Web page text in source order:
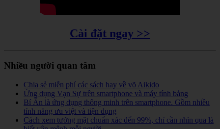
Cài đặt ngay >>
Nhiều người quan tâm
Chia sẻ miễn phí các sách hay về võ Aikido
Ứng dụng Vạn Sự trên smartphone và máy tính bảng
Bí Ẩn là ứng dụng thông minh trên smartphone. Gồm nhiều
tính năng ưu việt và tiện dụng
Cách xem tướng mặt chuẩn xác đến 99%, chỉ cần nhìn qua là